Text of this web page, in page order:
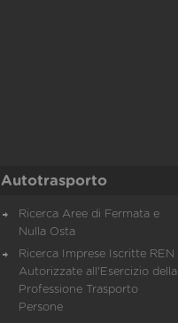
Autotrasporto
Ricerca Aree di Fermata e
Nulla Osta
Ricerca Imprese Iscritte REN
Autorizzate all'Esercizio della
Professione Trasporto
Persone